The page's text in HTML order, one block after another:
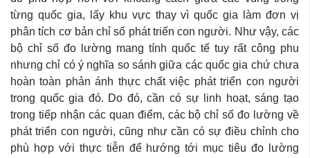
từng quốc gia, lấy khu vực thay vì quốc gia làm đơn vị
phân tích cơ bản chỉ số phát triển con người. Như vậy, các
bộ chỉ số đo lường mang tính quốc tế tuy rất công phu
nhưng chỉ có ý nghĩa so sánh giữa các quốc gia chứ chưa
hoàn toàn phản ánh thực chất việc phát triển con người
trong quốc gia đó. Do đó, cần có sự linh hoạt, sáng tạo
trong tiếp nhận các quan điểm, các bộ chỉ số đo lường về
phát triển con người, cũng như cần có sự điều chỉnh cho
phù hợp với thực tiễn để hướng tới mục tiêu đo lường